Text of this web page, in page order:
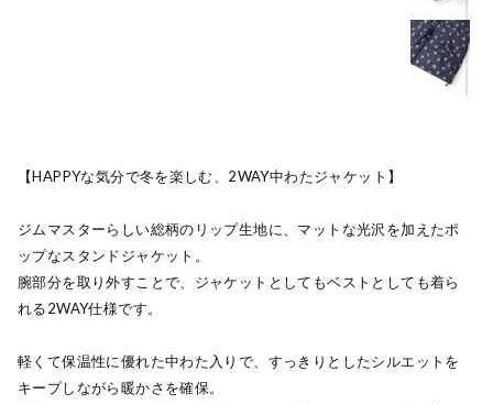
【HAPPYな気分で冬を楽しむ、2WAY中わたジャケット】
ジムマスターらしい総柄のリップ生地に、マットな光沢を加えたポ
ップなスタンドジャケット。
腕部分を取り外すことで、ジャケットとしてもベストとしても着ら
れる2WAY仕様です。
軽くて保温性に優れた中わた入りで、すっきりとしたシルエットを
キープしながら暖かさを確保。